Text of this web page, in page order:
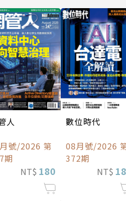
人
號/2026 第
期
NT$ 180
數位時代
08月號/2026
372期
NT$